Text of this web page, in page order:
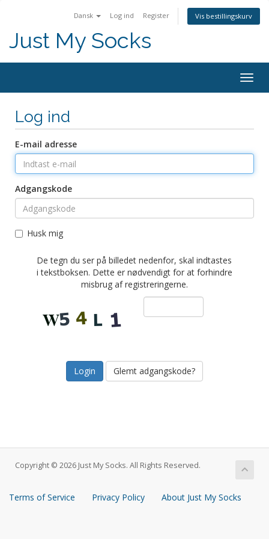
Dansk Log ind Register Vis bestillingskurv
Just My Socks
Log ind
E-mail adresse
Adgangskode
Husk mig
De tegn du ser på billedet nedenfor, skal indtastes
i tekstboksen. Dette er nødvendigt for at forhindre
misbrug af registreringerne.
Glemt adgangskode?
Copyright © 2026 Just My Socks. All Rights Reserved.
Terms of Service Privacy Policy About Just My Socks